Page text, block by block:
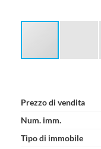
Prezzo di vendita
Num. imm.
Tipo di immobile